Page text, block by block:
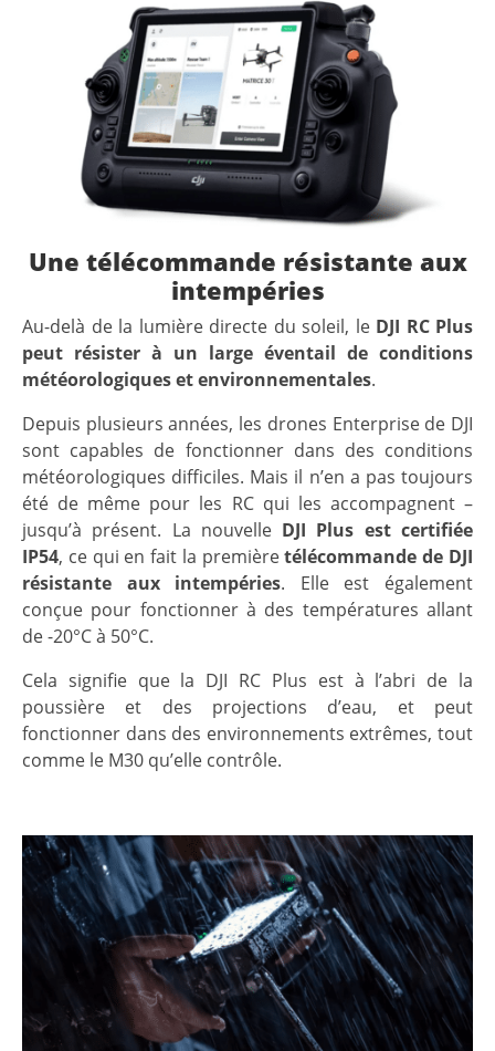
Une télécommande résistante aux
intempéries
Au-delà de la lumière directe du soleil, le DJI RC Plus
peut résister à un large éventail de conditions
météorologiques et environnementales.
Depuis plusieurs années, les drones Enterprise de DJI
sont capables de fonctionner dans des conditions
météorologiques difficiles. Mais il n’en a pas toujours
été de même pour les RC qui les accompagnent –
jusqu’à présent. La nouvelle DJI Plus est certifiée
IP54, ce qui en fait la premièretélécommande de DJI
résistante aux intempéries. Elle est également
conçue pour fonctionner à des températures allant
de -20°C à 50°C.
Cela signifie que la DJI RC Plus est à l’abri de la
poussière et des projections d’eau, et peut
fonctionner dans des environnements extrêmes, tout
comme le M30 qu’elle contrôle.